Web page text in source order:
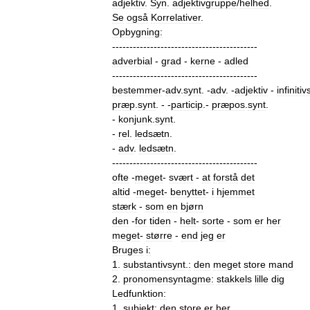
adjektiv. Syn adjektivgruppe/helhed
Se også Korrelativer.
Opbygning:
------------------------------------------
adverbial - grad - kerne - adled
------------------------------------------
bestemmer-adv.synt . -adv. -adjektiv -
præp synt . - -particip .- præpos synt
- konjunk synt
- rel ledsætn
- adv. ledsætn
------------------------------------------
ofte -meget- svært - at forstå det
altid -meget- benyttet- i hjemmet
stærk - som en bjørn
den -for tiden - helt- sorte - som er her
meget- større - end jeg er
Bruges i:
1
substantivsynt : den meget store mand
2
pronomensyntagme: stakkels lille dig
Ledfunktion: